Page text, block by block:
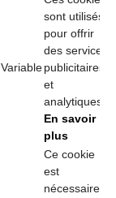
Variable
sont utilisés
pour offrir
des services
publicitaires
et
analytiques.
En savoir
plus
Ce cookie
est
nécessaire